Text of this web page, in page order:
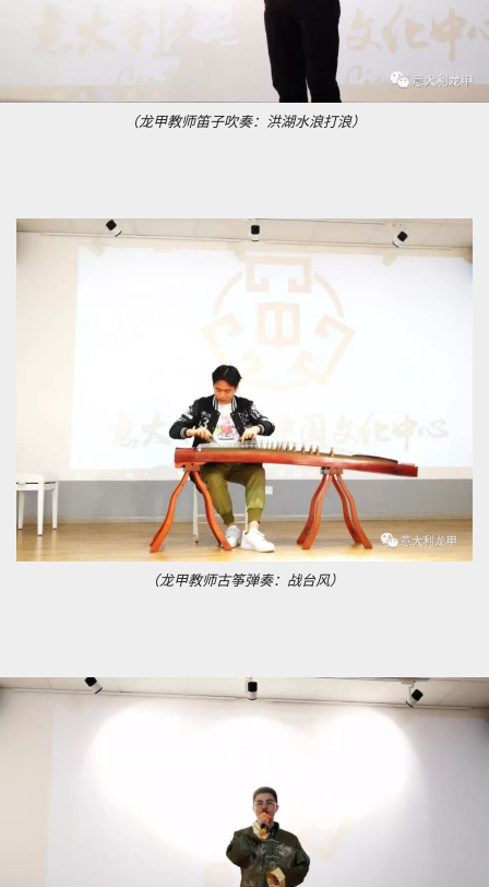
（龙甲教师笛子吹奏：洪湖水浪打浪）
（龙甲教师古筝弹奏：战台风）